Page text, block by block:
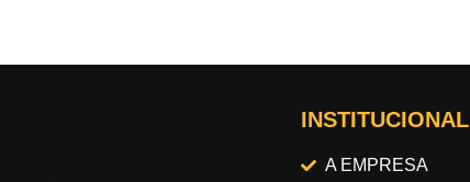
INSTITUCIONAL
A EMPRESA